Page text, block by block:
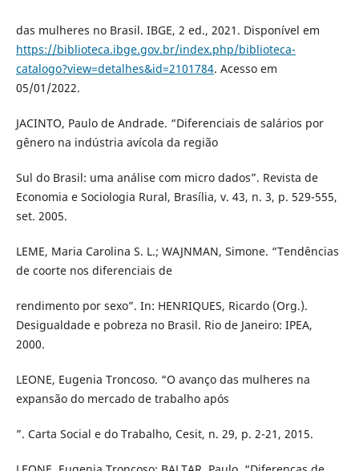
das mulheres no Brasil. IBGE, 2 ed., 2021. Disponível em
https://biblioteca.ibge.gov.br/index.php/biblioteca-
catalogo?view=detalhes&id=2101784. Acesso em
05/01/2022.
JACINTO, Paulo de Andrade. “Diferenciais de salários por
gênero na indústria avícola da região
Sul do Brasil: uma análise com micro dados”. Revista de
Economia e Sociologia Rural, Brasília, v. 43, n. 3, p. 529-555,
set. 2005.
LEME, Maria Carolina S. L.; WAJNMAN, Simone. “Tendências
de coorte nos diferenciais de
rendimento por sexo”. In: HENRIQUES, Ricardo (Org.).
Desigualdade e pobreza no Brasil. Rio de Janeiro: IPEA,
2000.
LEONE, Eugenia Troncoso. “O avanço das mulheres na
expansão do mercado de trabalho após
”. Carta Social e do Trabalho, Cesit, n. 29, p. 2-21, 2015.